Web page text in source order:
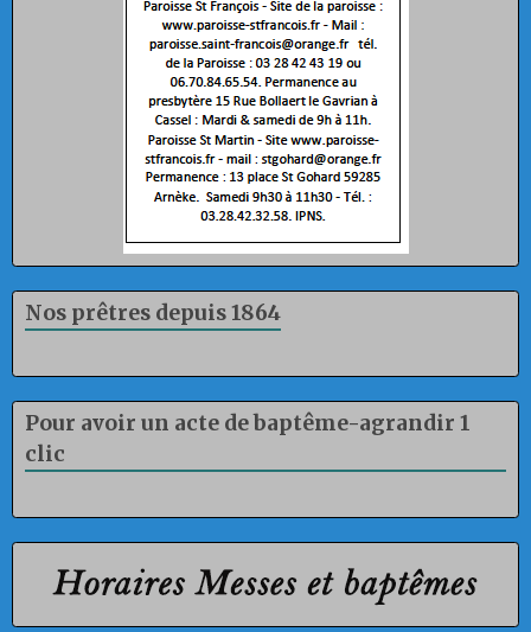
Nos prêtres depuis 1864
Pour avoir un acte de baptême-agrandir 1
clic